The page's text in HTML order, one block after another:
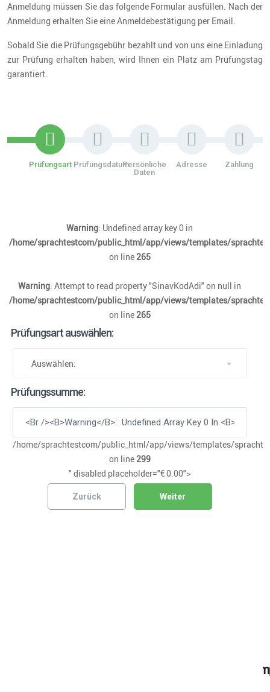
Anmeldung müssen Sie das folgende Formular ausfüllen. Nach der
Anmeldung erhalten Sie eine Anmeldebestätigung per Email.
Sobald Sie die Prüfungsgebühr bezahlt und von uns eine Einladung
zur Prüfung erhalten haben, wird Ihnen ein Platz am Prüfungstag
garantiert.
Prüfungsart PrüfungsdatumPersönliche
Daten
Adresse Zahlung
Warning : Undefined array key 0 in
/home/sprachtestcom/public_html/app/views/templates/
on line265
Warning : Attempt to read property "SinavKodAdi" on null in
/home/sprachtestcom/public_html/app/views/templates/
on line265
Prüfungsart auswählen:
Auswählen:
Prüfungssumme:
/home/sprachtestcom/public_html/app/views/templates/
on line299
" disabled placeholder="€ 0.00">
Zurück Weiter
/home/sprachtestcom/public_html/app/views/